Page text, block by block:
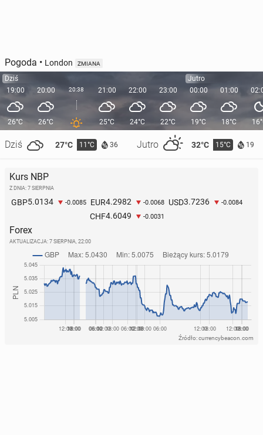
Pogoda • London ZMIANA
Dziś
19:00
26°C
Dziś 27°C 11°C 36 Jutro 32°C 15°C 19
20:00
26°C
20:38 21:00
25°C
22:00
24°C
23:00
22°C
Jutro
00:00
19°C
01:00
18°C
Kurs NBP
Z DNIA: 7 SIERPNIA
GBP5.0134 -0.0085 EUR4.2982 -0.0068 USD3.7236 -0.0084
CHF4.6049 -0.0031
Forex
AKTUALIZACJA: 7 SIERPNIA, 22:00
Źródło: currencybeacon.com